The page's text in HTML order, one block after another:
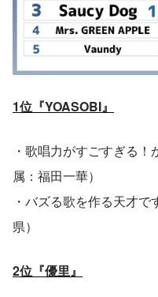
1位『YOASOBI』
・歌唱力がすごすぎる
属：福田一華）
・バズる歌を作る天才
県）
2位『優里』